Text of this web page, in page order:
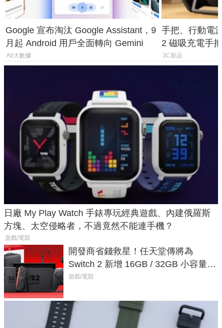
Google 宣布淘汰 Google Assistant，9
月起 Android 用戶全面轉向 Gemini
AI/大數據
手把、行動電
2 磁吸充電手
倍
3C新品
日廠 My Play Watch 手錶專玩經典遊戲、內建俄羅斯
方塊、太空侵略者，不過竟然不能連手機？
遊戲/電競
開發商省錢救星！任天堂傳將為
Switch 2 新增 16GB / 32GB 小容量遊
戲卡的選擇
遊戲/電競